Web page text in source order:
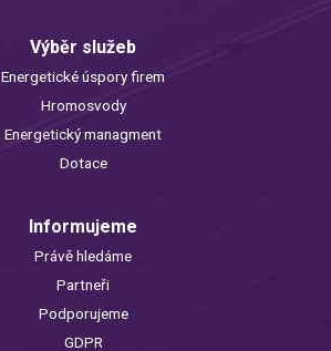
Výběr služeb
Energetické úspory firem
Hromosvody
Energetický managment
Dotace
Informujeme
Právě hledáme
Partneři
Podporujeme
GDPR